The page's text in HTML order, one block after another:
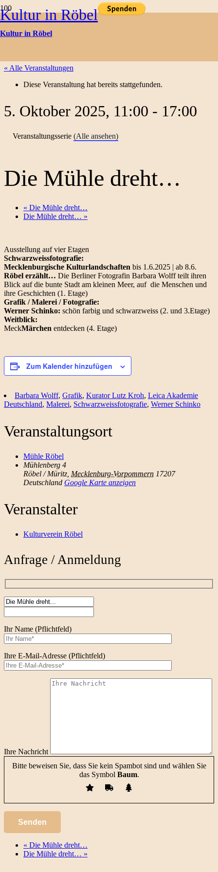
Kultur in Röbel
Kultur in Röbel
Kulturtermine
« Alle Veranstaltungen
Diese Veranstaltung hat bereits stattgefunden.
5. Oktober 2025, 11:00 - 17:00
Veranstaltungsserie (Alle ansehen)
Die Mühle dreht…
« Die Mühle dreht…
Die Mühle dreht… »
Ausstellung auf vier Etagen
Schwarzweissfotografie:
Mecklenburgische Kulturlandschaften bis 1.6.2025 | ab 8.6.
Röbel erzählt… Die Berliner Fotografin Barbara Wolff teilt ihren
Blick auf die bunte Stadt am kleinen Meer, auf die Menschen und
ihre Geschichten (1. Etage)
Grafik / Malerei / Fotografie:
Werner Schinko: schön farbig und schwarzweiss (2. und 3.Etage)
Weitblick:
MeckMärchen entdecken (4. Etage)
Zum Kalender hinzufügen
Barbara Wolff, Grafik, Kurator Lutz Kroh, Leica Akademie
Deutschland, Malerei, Schwarzweissfotografie, Werner Schinko
Veranstaltungsort
Mühle Röbel
Mühlenberg 4
Röbel / Müritz Mecklenburg-Vorpommern 17207
Deutschland Google Karte anzeigen
Veranstalter
Kulturverein Röbel
Anfrage / Anmeldung
Ihr Name (Pflichtfeld)
Ihre E-Mail-Adresse (Pflichtfeld)
Ihre Nachricht
Bitte beweisen Sie, dass Sie kein Spambot sind und wählen Sie
das Symbol Baum.
« Die Mühle dreht…
Die Mühle dreht… »